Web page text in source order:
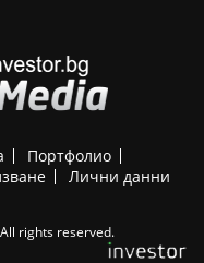
Портфолио
Лични данни
rights reserved.